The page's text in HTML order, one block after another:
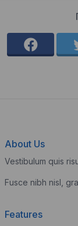
About Us
Vestibulum quis
Fusce nibh nisl,
Features